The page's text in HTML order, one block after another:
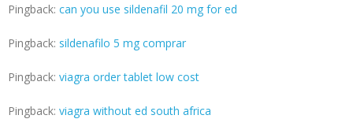
Pingback: can you use sildenafil 20 mg for ed
Pingback: sildenafilo 5 mg comprar
Pingback: viagra order tablet low cost
Pingback: viagra without ed south africa